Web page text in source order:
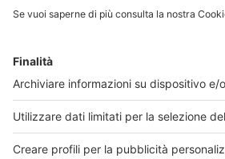
Il 28 giugno 2019 si celebra
Dr. Schär in prima linea per
sulla Pku, una rara